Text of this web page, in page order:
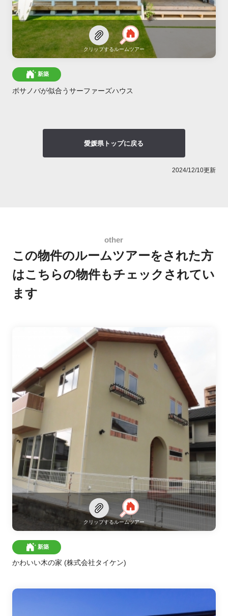
クリップするルームツアー
新築
ボサノバが似合うサーファーズハウス
愛媛県トップに戻る
2024/12/10更新
この物件のルームツアーをされた方
はこちらの物件もチェックされてい
ます
クリップするルームツアー
新築
かわいい木の家 (株式会社タイケン)